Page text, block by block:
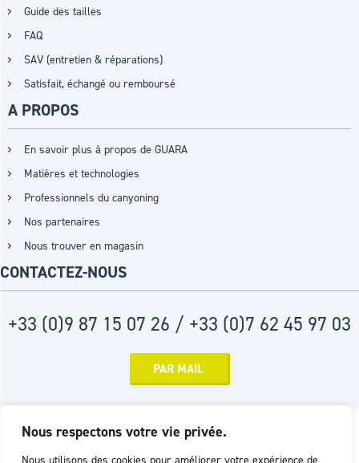
Nous respectons votre vie privée.
Guide des tailles
FAQ
SAV (entretien & réparations)
Satisfait, échangé ou remboursé
A PROPOS
En savoir plus à propos de GUARA
Matières et technologies
Professionnels du canyoning
Nos partenaires
Nous trouver en magasin
CONTACTEZ-NOUS
+33 (0)9 87 15 07 26 / +33 (0)7 62 45 97 03
PAR MAIL